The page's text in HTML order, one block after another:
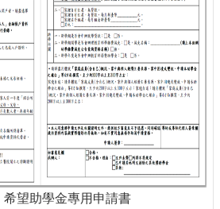
希望助學金專用申請書